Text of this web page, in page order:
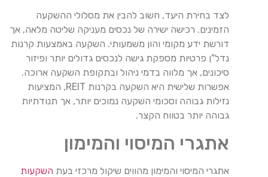
לצד בחירת היעד, חשוב להבין את מסלולי ההשקעה
הזמינים. רכישה ישירה של נכסים מעניקה שליטה מלאה, אך
דורשת ידע מקומי והון משמעותי. השקעה באמצעות קרנות
נדל"ן פרטיות מספקת גישה לנכסים גדולים יותר ופיזור
סיכונים, אך מלווה בדמי ניהול ובתקופת השקעה ארוכה.
אפשרות שלישית היא השקעה בקרנות REIT, המציעות
נזילות גבוהה וסכומי השקעה נמוכים יותר, אך תנודתיות
גבוהה יותר בטווח הקצר.
אתגרי המיסוי והמימון
אתגרי המיסוי והמימון מהווים שיקול מרכזי בעת השקעות